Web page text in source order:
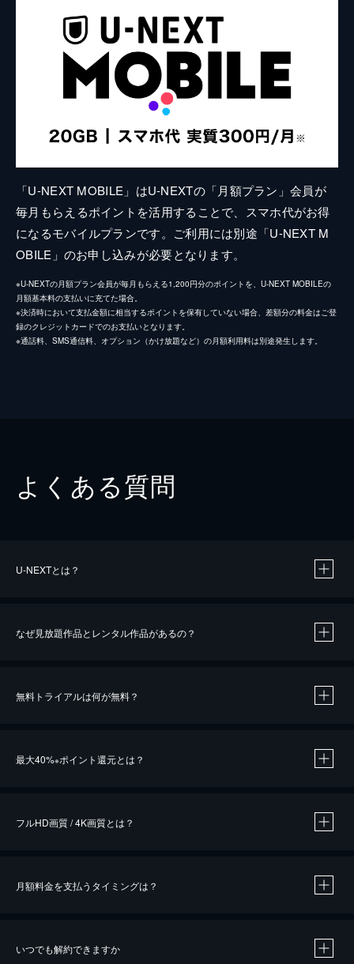
「U-NEXT MOBILE」はU-NEXTの「月額プラン」会員が
毎月もらえるポイントを活用することで、スマホ代がお得
になるモバイルプランです。ご利用には別途「U-NEXT M
OBILE」のお申し込みが必要となります。
※U-NEXTの月額プラン会員が毎月もらえる1,200円分のポイントを、U-NEXT MOBILEの
月額基本料の支払いに充てた場合。
※決済時において支払金額に相当するポイントを保有していない場合、差額分の料金はご登
録のクレジットカードでのお支払いとなります。
※通話料、SMS通信料、オプション（かけ放題など）の月額利用料は別途発生します。
よくある質問
U-NEXTとは？
なぜ見放題作品とレンタル作品があるの？
無料トライアルは何が無料？
最大40%※ポイント還元とは？
※40％ポイント還元の対象は、クレジットカード決済による作品の購入 / レンタルです。
フルHD画質 / 4K画質とは？
月額料金を支払うタイミングは？
いつでも解約できますか